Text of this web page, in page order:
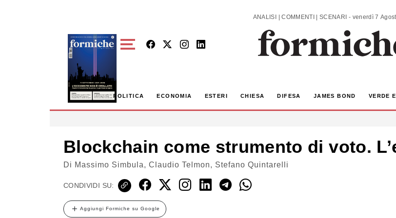
ANALISI | COMMENTI | SCENARI -
POLITICA ECONOMIA ESTERI CHIESA DIFESA JAMES BOND VERDE
Blockchain come strumento di voto.
Di Massimo Simbula, Claudio Telmon, Stefano Quintarelli
CONDIVIDI SU:
Aggiungi Formiche su Google